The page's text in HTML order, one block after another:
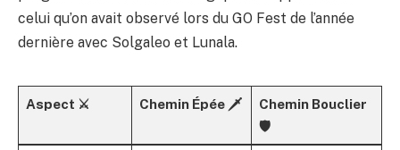
celui qu’on avait observé lors du GO Fest de l’année
dernière avec Solgaleo et Lunala.
Aspect ⚔️ Chemin Épée 🗡️
Chemin Bouclier
🛡️